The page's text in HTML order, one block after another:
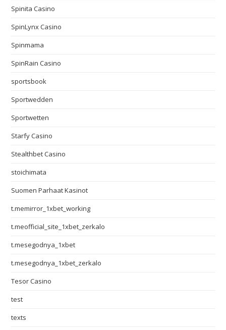
Spinita Casino
SpinLynx Casino
Spinmama
SpinRain Casino
sportsbook
Sportwedden
Sportwetten
Starfy Casino
Stealthbet Casino
stoichimata
Suomen Parhaat Kasinot
t.memirror_1xbet_working
t.meofficial_site_1xbet_zerkalo
t.mesegodnya_1xbet
t.mesegodnya_1xbet_zerkalo
Tesor Casino
test
texts